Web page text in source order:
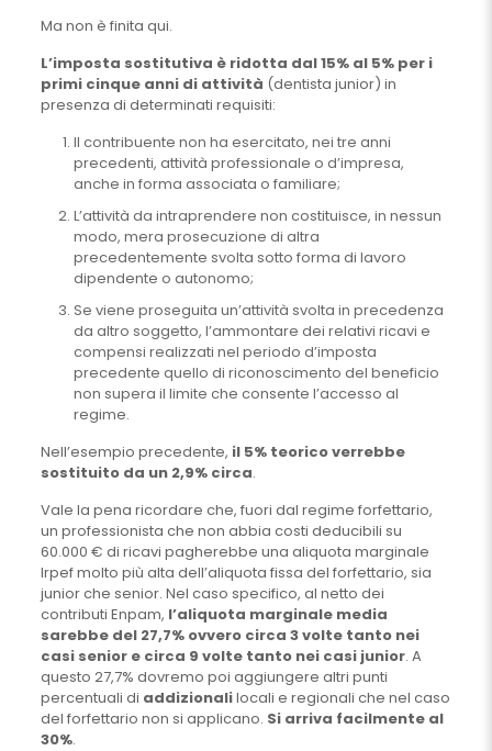
Ma non è finita qui.
L’imposta sostitutiva è ridotta dal 15% al 5% per i
primi cinque anni di attività (dentista junior) in
presenza di determinati requisiti:
Il contribuente non ha esercitato, nei tre anni
precedenti, attività professionale o d’impresa,
anche in forma associata o familiare;
L’attività da intraprendere non costituisce, in nessun
modo, mera prosecuzione di altra
precedentemente svolta sotto forma di lavoro
dipendente o autonomo;
Se viene proseguita un’attività svolta in precedenza
da altro soggetto, l’ammontare dei relativi ricavi e
compensi realizzati nel periodo d’imposta
precedente quello di riconoscimento del beneficio
non supera il limite che consente l’accesso al
regime.
Nell’esempio precedente, il 5% teorico verrebbe
sostituito da un 2,9% circa.
Vale la pena ricordare che, fuori dal regime forfettario,
un professionista che non abbia costi deducibili su
60.000 € di ricavi pagherebbe una aliquota marginale
Irpef molto più alta dell’aliquota fissa del forfettario, sia
junior che senior. Nel caso specifico, al netto dei
contributi Enpam, l’aliquota marginale media
sarebbe del 27,7% ovvero circa 3 volte tanto nei
casi senior e circa 9 volte tanto nei casi junior. A
questo 27,7% dovremo poi aggiungere altri punti
percentuali di addizionalilocali e regionali che nel caso
del forfettario non si applicano. Si arriva facilmente al
30%.